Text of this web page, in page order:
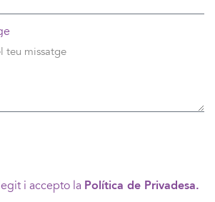
i accepto la Política de Privadesa.